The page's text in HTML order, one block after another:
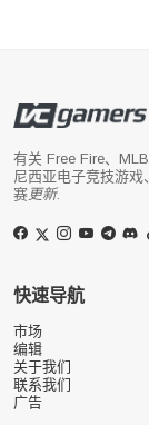
有关 Free Fire、
尼西亚电子竞技游
赛 更新.
快速导航
市场
编辑
关于我们
联系我们
广告